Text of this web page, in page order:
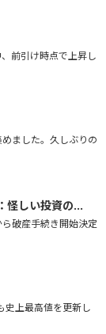
前引け時点で上昇し
ました。久しぶりの
怪しい投資の...
破産手続き開始決定
史上最高値を更新し